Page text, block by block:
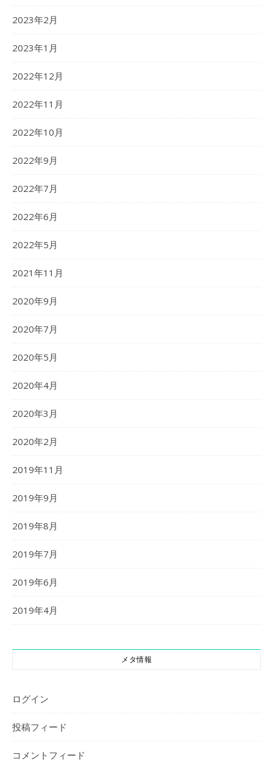
2023年2月
2023年1月
2022年12月
2022年11月
2022年10月
2022年9月
2022年7月
2022年6月
2022年5月
2021年11月
2020年9月
2020年7月
2020年5月
2020年4月
2020年3月
2020年2月
2019年11月
2019年9月
2019年8月
2019年7月
2019年6月
2019年4月
メタ情報
ログイン
投稿フィード
コメントフィード